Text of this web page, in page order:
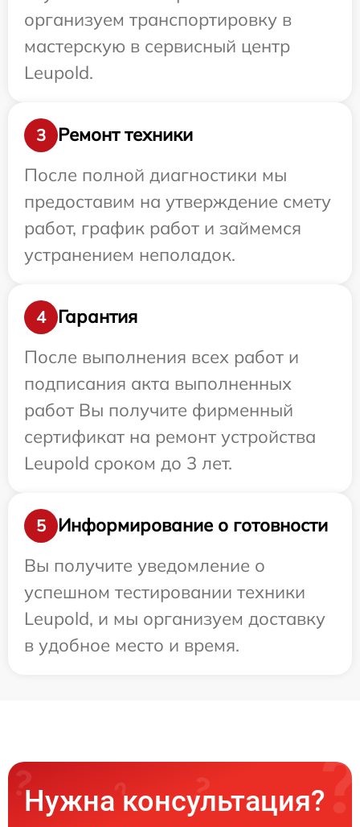
организуем транспортировку в
мастерскую в сервисный центр
Leupold.
3
Ремонт техники
После полной диагностики мы
предоставим на утверждение смету
работ, график работ и займемся
устранением неполадок.
4
Гарантия
После выполнения всех работ и
подписания акта выполненных
работ Вы получите фирменный
сертификат на ремонт устройства
Leupold сроком до 3 лет.
5
Информирование о готовности
Вы получите уведомление о
успешном тестировании техники
Leupold, и мы организуем доставку
в удобное место и время.
Нужна консультация?